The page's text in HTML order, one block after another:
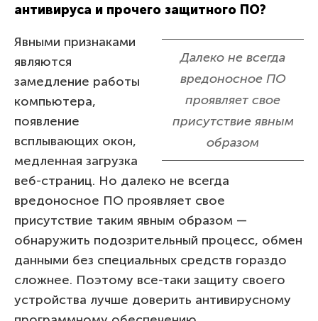
антивируса и прочего защитного ПО?
Далеко не всегда
вредоносное ПО
проявляет свое
присутствие явным
образом
Явными признаками
являются
замедление работы
компьютера,
появление
всплывающих окон,
медленная загрузка
веб-страниц. Но далеко не всегда
вредоносное ПО проявляет свое
присутствие таким явным образом —
обнаружить подозрительный процесс, обмен
данными без специальных средств гораздо
сложнее. Поэтому все-таки защиту своего
устройства лучше доверить антивирусному